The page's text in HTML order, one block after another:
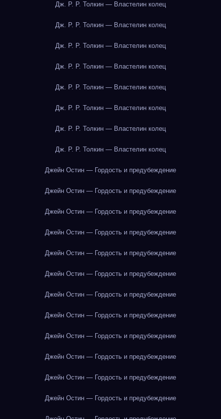
Дж. Р. Р. Толкин — Властелин колец
Дж. Р. Р. Толкин — Властелин колец
Дж. Р. Р. Толкин — Властелин колец
Дж. Р. Р. Толкин — Властелин колец
Дж. Р. Р. Толкин — Властелин колец
Дж. Р. Р. Толкин — Властелин колец
Дж. Р. Р. Толкин — Властелин колец
Дж. Р. Р. Толкин — Властелин колец
Джейн Остин — Гордость и предубеждение
Джейн Остин — Гордость и предубеждение
Джейн Остин — Гордость и предубеждение
Джейн Остин — Гордость и предубеждение
Джейн Остин — Гордость и предубеждение
Джейн Остин — Гордость и предубеждение
Джейн Остин — Гордость и предубеждение
Джейн Остин — Гордость и предубеждение
Джейн Остин — Гордость и предубеждение
Джейн Остин — Гордость и предубеждение
Джейн Остин — Гордость и предубеждение
Джейн Остин — Гордость и предубеждение